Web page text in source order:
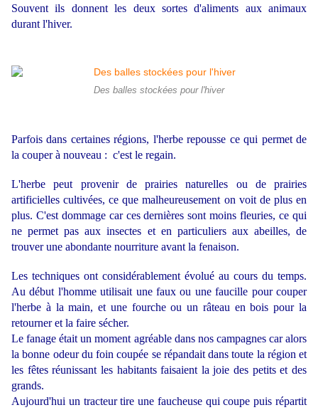
Souvent ils donnent les deux sortes d'aliments aux animaux
durant l'hiver.
Des balles stockées pour l'hiver
Parfois dans certaines régions, l'herbe repousse ce qui permet de
la couper à nouveau : c'est le regain.
L'herbe peut provenir de prairies naturelles ou de prairies
artificielles cultivées, ce que malheureusement on voit de plus en
plus. C'est dommage car ces dernières sont moins fleuries, ce qui
ne permet pas aux insectes et en particuliers aux abeilles, de
trouver une abondante nourriture avant la fenaison.
Les techniques ont considérablement évolué au cours du temps.
Au début l'homme utilisait une faux ou une faucille pour couper
l'herbe à la main, et une fourche ou un râteau en bois pour la
retourner et la faire sécher.
Le fanage était un moment agréable dans nos campagnes car alors
la bonne odeur du foin coupée se répandait dans toute la région et
les fêtes réunissant les habitants faisaient la joie des petits et des
grands.
Aujourd'hui un tracteur tire une faucheuse qui coupe puis répartit